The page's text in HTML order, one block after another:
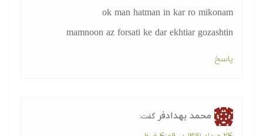
ok man hatman in kar ro mikonam
mamnoon az forsati ke dar ekhtiar gozashtin
پاسخ
محمد بهدادفر گفت: